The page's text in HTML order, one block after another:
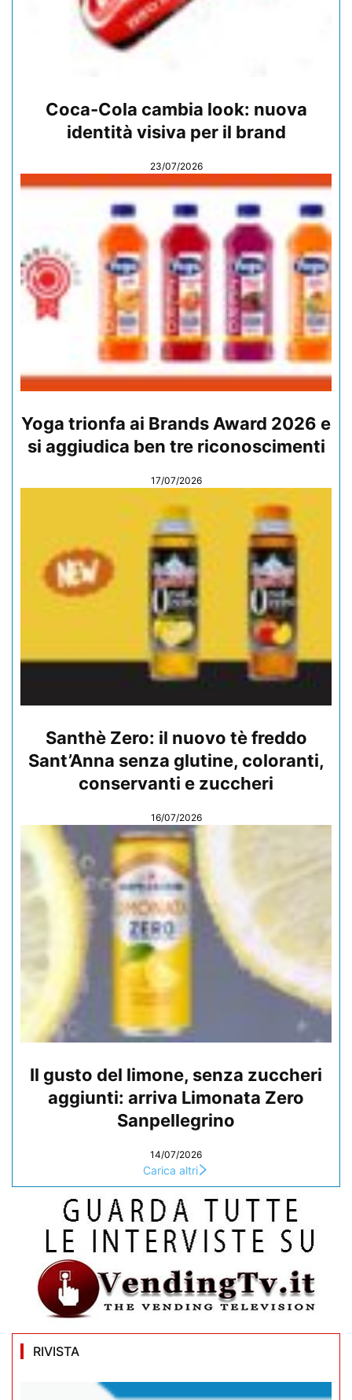
Coca-Cola cambia look: nuova
identità visiva per il brand
23/07/2026
Yoga trionfa ai Brands Award 2026 e
si aggiudica ben tre riconoscimenti
17/07/2026
Santhè Zero: il nuovo tè freddo
Sant’Anna senza glutine, coloranti,
conservanti e zuccheri
16/07/2026
Il gusto del limone, senza zuccheri
aggiunti: arriva Limonata Zero
Sanpellegrino
14/07/2026
Carica altri
RIVISTA